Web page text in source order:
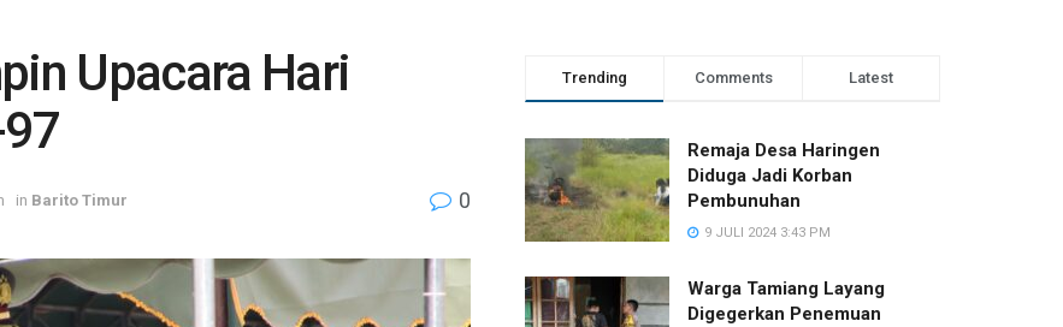
Upacara Hari
in Barito Timur 0
Trending Comments Latest
Remaja Desa Haringen
Diduga Jadi Korban
Pembunuhan
9 JULI 2024 3:43 PM
Warga Tamiang Layang
Digegerkan Penemuan